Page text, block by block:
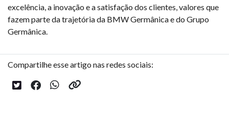
excelência, a inovação e a satisfação dos clientes, valores que
fazem parte da trajetória da BMW Germânica e do Grupo
Germânica.
Compartilhe esse artigo nas redes sociais: